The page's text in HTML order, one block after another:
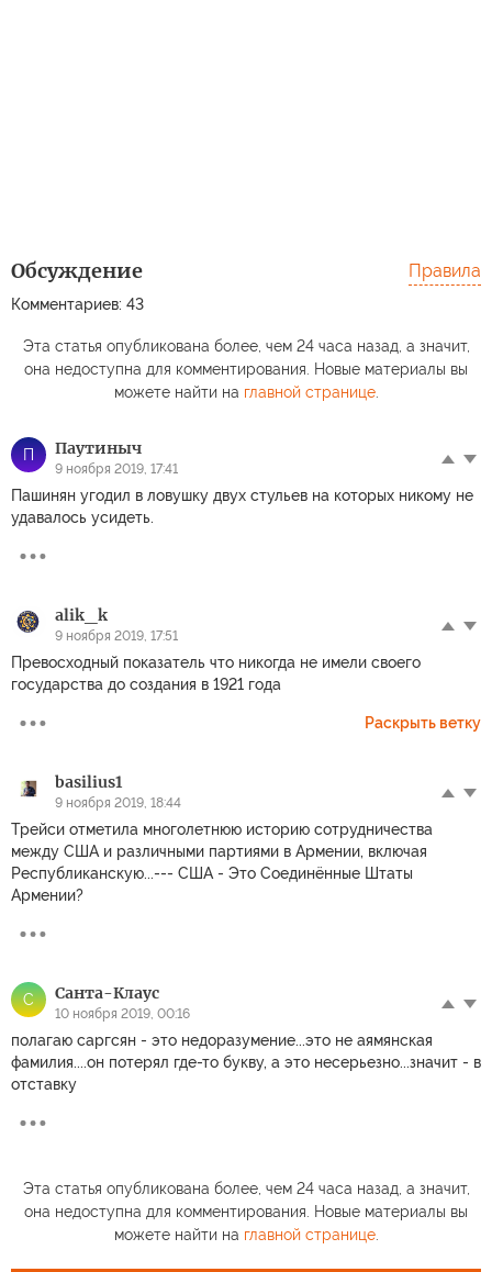
Обсуждение
Комментариев: 43
Правила
Эта статья опубликована более, чем 24 часа назад, а значит,
она недоступна для комментирования. Новые материалы вы
можете найти на главной странице.
П Паутиныч
9 ноября 2019, 17:41
Пашинян угодил в ловушку двух стульев на которых никому не
удавалось усидеть.
alik_k
9 ноября 2019, 17:51
Превосходный показатель что никогда не имели своего
государства до создания в 1921 года
Раскрыть ветку
basilius1
9 ноября 2019, 18:44
Трейси отметила многолетнюю историю сотрудничества
между США и различными партиями в Армении, включая
Республиканскую...--- США - Это Соединённые Штаты
Армении?
С Санта-Клаус
10 ноября 2019, 00:16
полагаю саргсян - это недоразумение...это не аямянская
фамилия....он потерял где-то букву, а это несерьезно...значит - в
отставку
Эта статья опубликована более, чем 24 часа назад, а значит,
она недоступна для комментирования. Новые материалы вы
можете найти на главной странице.